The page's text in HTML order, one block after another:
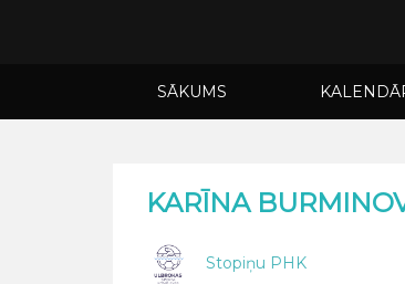
SĀKUMS
KARĪNA
Stopiņu PHK